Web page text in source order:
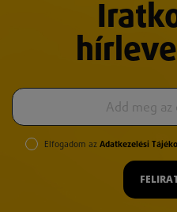
Elfogadom az Adatkezelési